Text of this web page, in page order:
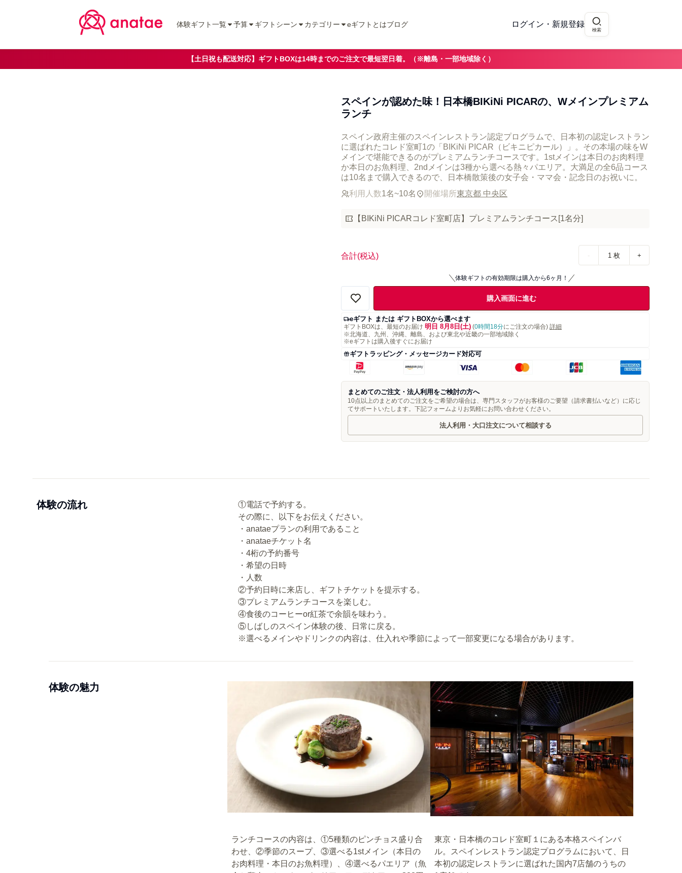
体験ギフト一覧 予算 ギフトシーン カテゴリー eギフトとはブログ ログイン・新規登録
検索
【土日祝も配送対応】ギフトBOXは14時までのご注文で最短翌日着。（※離島・一部地域除く）
スペインが認めた味！日本橋BIKiNi PICARの、Wメインプレミアム
ランチ
スペイン政府主催のスペインレストラン認定プログラムで、日本初の認定レストラン
に選ばれたコレド室町1の「BIKiNi PICAR（ビキニピカール）」。その本場の味をW
メインで堪能できるのがプレミアムランチコースです。1stメインは本日のお肉料理
か本日のお魚料理、2ndメインは3種から選べる熱々パエリア。大満足の全6品コース
は10名まで購入できるので、日本橋散策後の女子会・ママ会・記念日のお祝いに。
利用人数1名~10名 開催場所東京都 中央区
【BIKiNi PICARコレド室町店】プレミアムランチコース[1名分]
合計(税込) - 1 枚 +
体験ギフトの有効期限は購入から6ヶ月！
購入画面に進む
eギフト または ギフトBOXから選べます
ギフトBOXは、最短のお届け 明日 8月8日(土) (0時間18分にご注文の場合) 詳細
※北海道、九州、沖縄、離島、および東北や近畿の一部地域除く
※eギフトは購入後すぐにお届け
ギフトラッピング・メッセージカード対応可
まとめてのご注文・法人利用をご検討の方へ
10点以上のまとめてのご注文をご希望の場合は、専門スタッフがお客様のご要望（請求書払いなど）に応じ
てサポートいたします。下記フォームよりお気軽にお問い合わせください。
法人利用・大口注文について相談する
体験の流れ
①電話で予約する。
その際に、以下をお伝えください。
・anataeプランの利用であること
・anataeチケット名
・4桁の予約番号
・希望の日時
・人数
②予約日時に来店し、ギフトチケットを提示する。
③プレミアムランチコースを楽しむ。
④食後のコーヒーor紅茶で余韻を味わう。
⑤しばしのスペイン体験の後、日常に戻る。
※選べるメインやドリンクの内容は、仕入れや季節によって一部変更になる場合があります。
体験の魅力
ランチコースの内容は、①5種類のピンチョス盛り合
わせ、②季節のスープ、③選べる1stメイン（本日の
お肉料理・本日のお魚料理）、④選べるパエリア（魚
東京・日本橋のコレド室町１にある本格スペインバ
ル。スペインレストラン認定プログラムにおいて、日
本初の認定レストランに選ばれた国内7店舗のうちの